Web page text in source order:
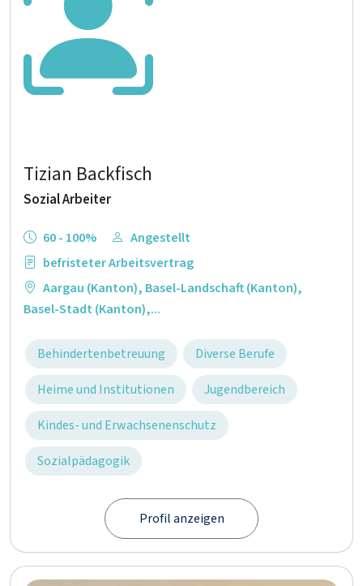
Tizian Backfisch
Sozial Arbeiter
60 - 100%
Angestellt
befristeter Arbeitsvertrag
Aargau (Kanton), Basel-Landschaft (Kanton),
Basel-Stadt (Kanton),...
Behindertenbetreuung
Diverse Berufe
Heime und Institutionen
Jugendbereich
Kindes- und Erwachsenenschutz
Sozialpädagogik
Profil anzeigen